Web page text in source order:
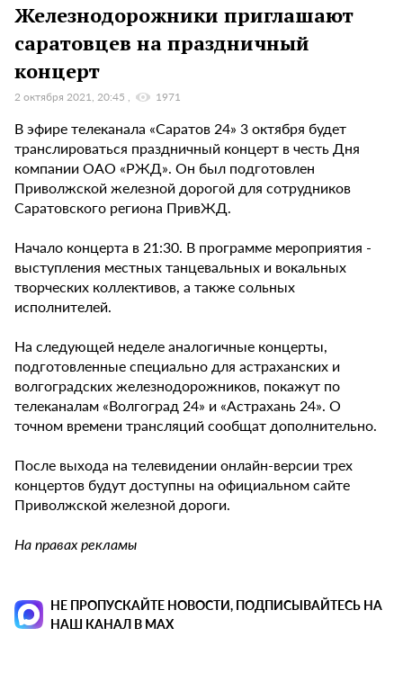
Железнодорожники приглашают
саратовцев на праздничный
концерт
2 октября 2021, 20:45 1971
В эфире телеканала «Саратов 24» 3 октября будет
транслироваться праздничный концерт в честь Дня
компании ОАО «РЖД». Он был подготовлен
Приволжской железной дорогой для сотрудников
Саратовского региона ПривЖД.
Начало концерта в 21:30. В программе мероприятия -
выступления местных танцевальных и вокальных
творческих коллективов, а также сольных
исполнителей.
На следующей неделе аналогичные концерты,
подготовленные специально для астраханских и
волгоградских железнодорожников, покажут по
телеканалам «Волгоград 24» и «Астрахань 24». О
точном времени трансляций сообщат дополнительно.
После выхода на телевидении онлайн-версии трех
концертов будут доступны на официальном сайте
Приволжской железной дороги.
На правах рекламы
НЕ ПРОПУСКАЙТЕ НОВОСТИ, ПОДПИСЫВАЙТЕСЬ НА
НАШ КАНАЛ В MAX